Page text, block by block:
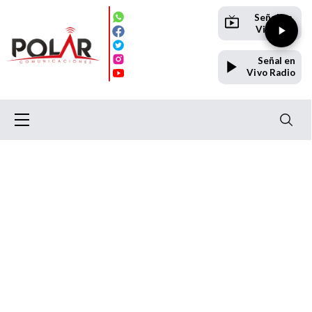
Señal en
Vivo TV
Señal en
Vivo Radio